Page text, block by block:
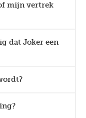
mijn vertrek
dat Joker een